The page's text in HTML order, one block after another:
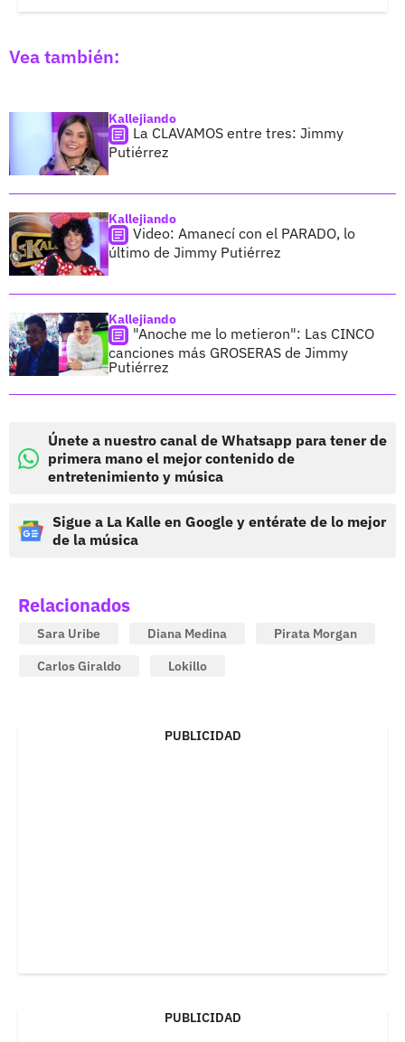
Vea también:
Kallejiando
La CLAVAMOS entre tres: Jimmy
Putiérrez
Kallejiando
Video: Amanecí con el PARADO, lo
último de Jimmy Putiérrez
Kallejiando
"Anoche me lo metieron": Las CINCO
canciones más GROSERAS de Jimmy
Putiérrez
Únete a nuestro canal de Whatsapp para tener de
primera mano el mejor contenido de
entretenimiento y música
Sigue a La Kalle en Google y entérate de lo mejor
de la música
Relacionados
Sara Uribe Diana Medina
Pirata Morgan
Carlos Giraldo
Lokillo
PUBLICIDAD
PUBLICIDAD